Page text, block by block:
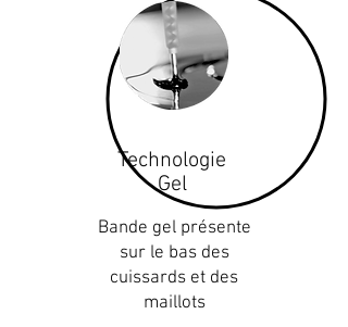
Technologie
Gel
Bande gel présente
sur le bas des
cuissards et des
maillots